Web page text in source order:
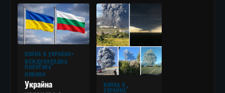
ВОЙНА В УКРАЙНА
МЕЖДУНАРОДНА
ПОЛИТИКА
НОВИНИ
Украйна
ВОЙНА В
УКРАЙНА